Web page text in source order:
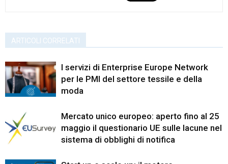
ARTICOLI CORRELATI
I servizi di Enterprise Europe Network
per le PMI del settore tessile e della
moda
Mercato unico europeo: aperto fino al 25
maggio il questionario UE sulle lacune nel
sistema di obblighi di notifica